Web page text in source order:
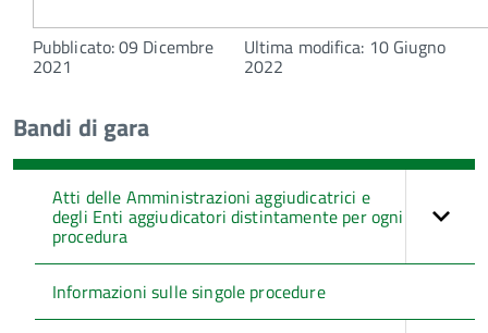
Pubblicato: 09 Dicembre
2021
Ultima modifica: 10 Giugno
2022
Bandi di gara
Atti delle Amministrazioni aggiudicatrici e
degli Enti aggiudicatori distintamente per ogni
procedura
Informazioni sulle singole procedure